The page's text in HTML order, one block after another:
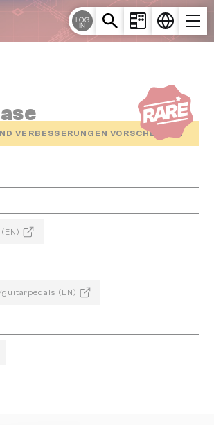
LOG
IN
VERBESSERUNGEN VORSCHLAGEN
(EN)